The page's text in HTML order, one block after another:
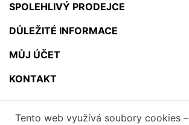
SPOLEHLIVÝ PRODEJCE
DŮLEŽITÉ INFORMACE
MŮJ ÚČET
KONTAKT
Tento web využívá soubory cookies –